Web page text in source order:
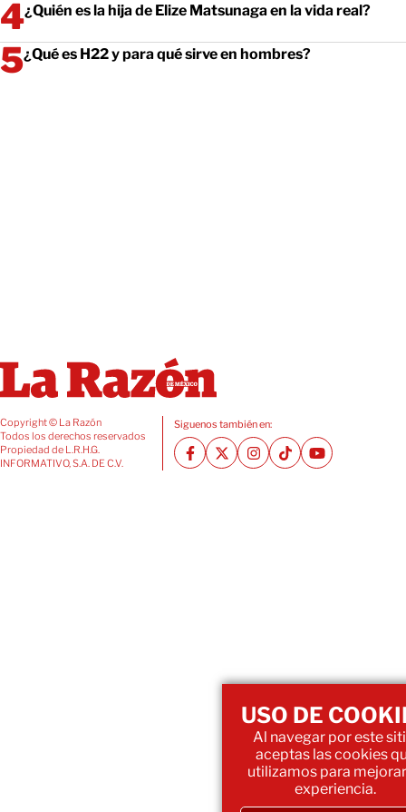
¿Quién es la hija de Elize Matsunaga en la vida real?
¿Qué es H22 y para qué sirve en hombres?
Copyright © La Razón
Todos los derechos reservados
Propiedad de L.R.H.G.
INFORMATIVO, S.A. DE C.V.
Siguenos también en:
USO DE
Al navegar por este
aceptas las cookies
utilizamos para
experiencia.